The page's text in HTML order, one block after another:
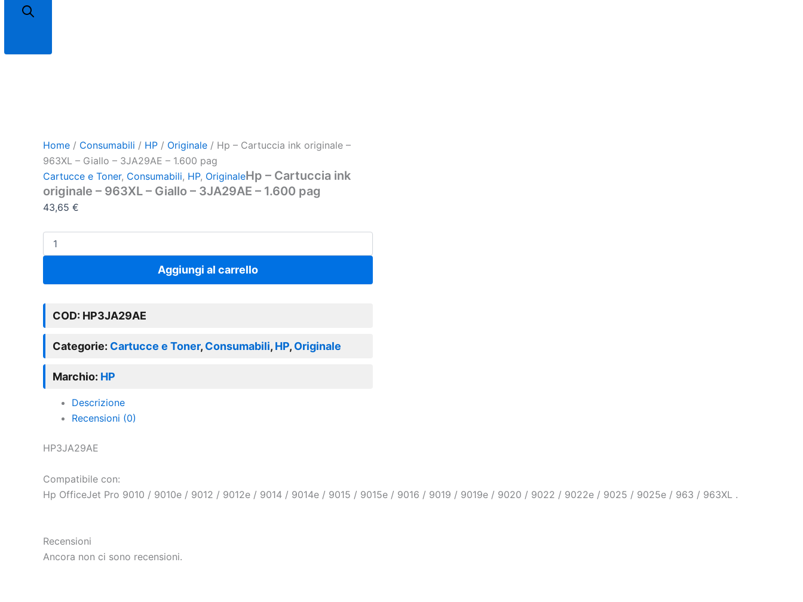
Home / Consumabili / HP / Originale / Hp – Cartuccia ink originale –
963XL – Giallo – 3JA29AE – 1.600 pag
Cartucce e Toner, Consumabili, HP, OriginaleHp – Cartuccia ink
originale – 963XL – Giallo – 3JA29AE – 1.600 pag
43,65 €
Aggiungi al carrello
COD: HP3JA29AE
Categorie: Cartucce e Toner, Consumabili, HP, Originale
Marchio: HP
Descrizione
Recensioni (0)
HP3JA29AE
Compatibile con:
Hp OfficeJet Pro 9010 / 9010e / 9012 / 9012e / 9014 / 9014e / 9015 / 9015e / 9016 / 9019 / 9019e / 9020 / 9022 / 9022e / 9025 / 9025e / 963 / 963XL .
Recensioni
Ancora non ci sono recensioni.